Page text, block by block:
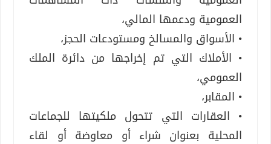
العمومية ودعمها المالي،
• الأسواق والمسالخ ومستودعات الحجز،
• الأملاك التي تم إخراجها من دائرة الملك
العمومي،
• المقابر،
• العقارات التي تتحول ملكيتها للجماعات
المحلية بعنوان شراء أو معاوضة أو لقاء